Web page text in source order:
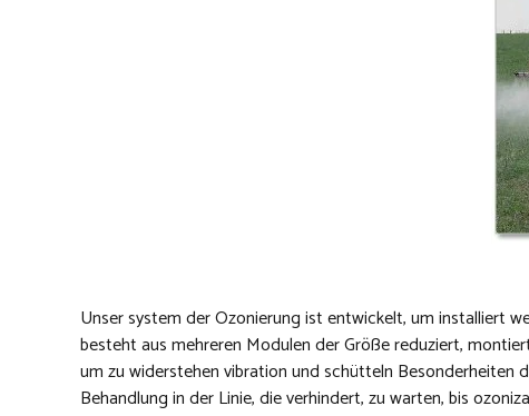
Unser system der Ozonierung ist entwickelt, um installiert
besteht aus mehreren Modulen der Größe reduziert,
um zu widerstehen vibration und schütteln Besonderheiten
Behandlung in der Linie, die verhindert, zu warten, bis